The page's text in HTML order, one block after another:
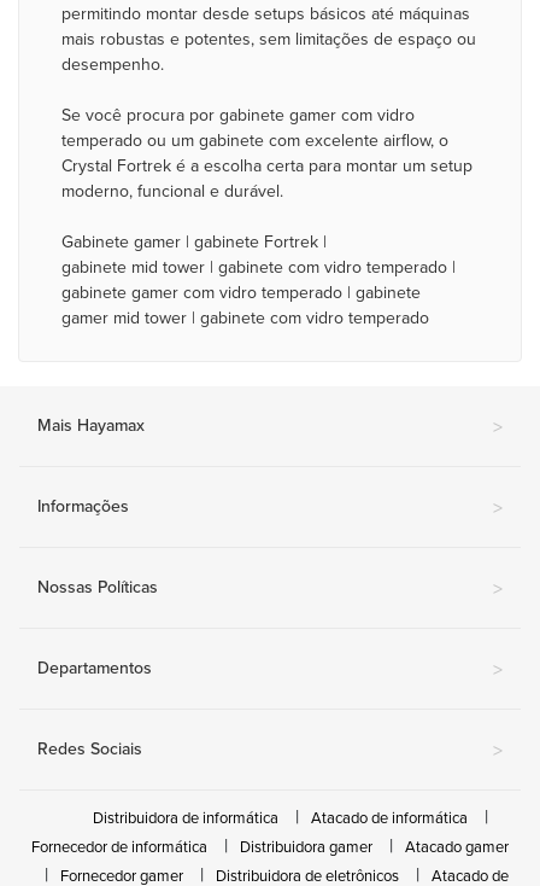
permitindo montar desde setups básicos até máquinas
mais robustas e potentes, sem limitações de espaço ou
desempenho.
Se você procura por gabinete gamer com vidro
temperado ou um gabinete com excelente airflow, o
Crystal Fortrek é a escolha certa para montar um setup
moderno, funcional e durável.
Gabinete gamer | gabinete Fortrek |
gabinete mid tower | gabinete com vidro temperado |
gabinete gamer com vidro temperado | gabinete
gamer mid tower | gabinete com vidro temperado
Mais Hayamax >
Informações >
Nossas Políticas >
Departamentos >
Redes Sociais >
Distribuidora de informática
Atacado de informática
Fornecedor de informática
Distribuidora gamer
Atacado gamer
Fornecedor gamer
Distribuidora de eletrônicos Atacado de